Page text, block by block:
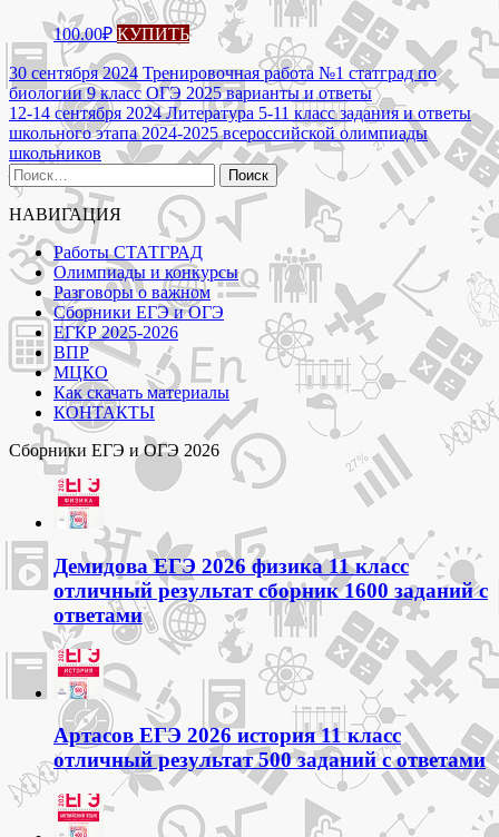
100.00₽ КУПИТЬ
Навигация
по
записям
30 сентября 2024 Тренировочная работа №1 статград по
биологии 9 класс ОГЭ 2025 варианты и ответы
12-14 сентября 2024 Литература 5-11 класс задания и ответы
школьного этапа 2024-2025 всероссийской олимпиады
школьников
Найти:
НАВИГАЦИЯ
Работы СТАТГРАД
Олимпиады и конкурсы
Разговоры о важном
Сборники ЕГЭ и ОГЭ
ЕГКР 2025-2026
ВПР
МЦКО
Как скачать материалы
КОНТАКТЫ
Сборники ЕГЭ и ОГЭ 2026
Демидова ЕГЭ 2026 физика 11 класс
отличный результат сборник 1600 заданий с
ответами
Артасов ЕГЭ 2026 история 11 класс
отличный результат 500 заданий с ответами